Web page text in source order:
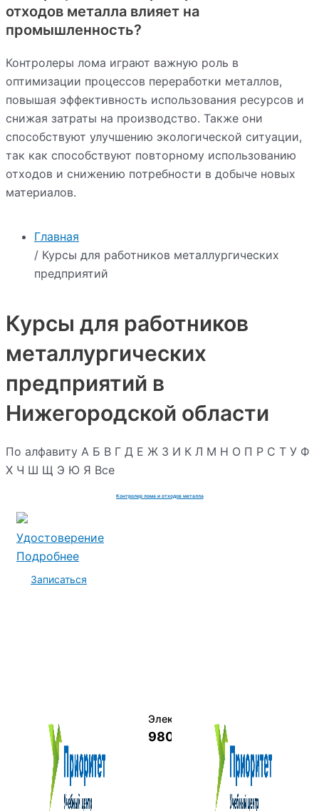
Главная
/ Курсы для работников металлургических
предприятий
Курсы для работников
металлургических
предприятий в
Нижегородской области
По алфавиту А Б В Г Д Е Ж З И К Л М Н О П Р С Т У Ф
Х Ч Ш Щ Э Ю Я Все
Контролер лома и отходов металла
Удостоверение
Подробнее
Записаться
Электромеханик по ремонту и
9800 руб.
отходов металла влияет на
промышленность?
Контролеры лома играют важную роль в
оптимизации процессов переработки металлов,
повышая эффективность использования ресурсов и
снижая затраты на производство. Также они
способствуют улучшению экологической ситуации,
так как способствуют повторному использованию
отходов и снижению потребности в добыче новых
материалов.